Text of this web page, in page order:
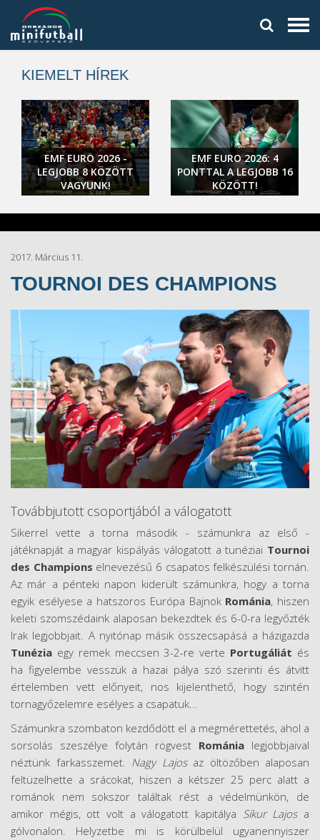
KIEMELT HÍREK
EMF EURO 2026 -
LEGJOBB 8 KÖZÖTT
VAGYUNK!
EMF EURO 2026: 4
PONTTAL A LEGJOBB 16
KÖZÖTT!
2017. Március 11.
TOURNOI DES CHAMPIONS
Továbbjutott csoportjából a válogatott
Sikerrel vette a torna második - számunkra az első -
játéknapját a magyar kispályás válogatott a tunéziai Tournoi
des Champions elnevezésű 6 csapatos felkészülési tornán.
Az már a pénteki napon kiderült számunkra, hogy a torna
egyik esélyese a hatszoros Európa Bajnok Románia, hiszen
keleti szomszédaink alaposan bekezdtek és 6-0-ra legyőzték
Irak legjobbjait. A nyitónap másik összecsapásá a házigazda
Tunézia egy remek meccsen 3-2-re verte Portugáliát és
ha figyelembe vesszük a hazai pálya szó szerinti és átvitt
értelemben vett előnyeit, nos kijelenthető, hogy szintén
tornagyőzelemre esélyes a csapatuk...
Számunkra szombaton kezdődött el a megmérettetés, ahol a
sorsolás szeszélye folytán rögvest Románia legjobbjaival
néztünk farkasszemet. Nagy Lajosaz öltözőben alaposan
feltüzelhette a srácokat, hiszen a kétszer 25 perc alatt a
románok nem sokszor találtak rést a védelmünkön, de
amikor mégis, ott volt a válogatott kapitálya Sikur Lajosa
gólvonalon. Helyzetbe mi is körülbelül ugyanennyiszer